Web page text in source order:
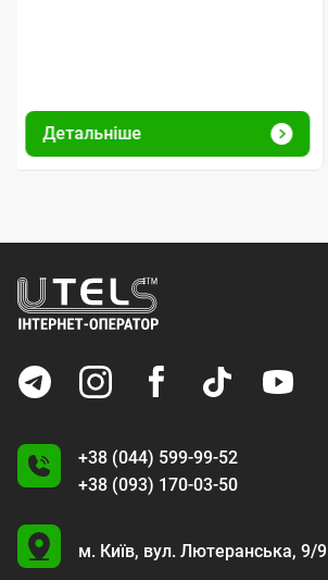
Детальніше
+38 (044) 599-99-52
+38 (093) 170-03-50
U
м. Київ, вул. Лютеранська, 9/9